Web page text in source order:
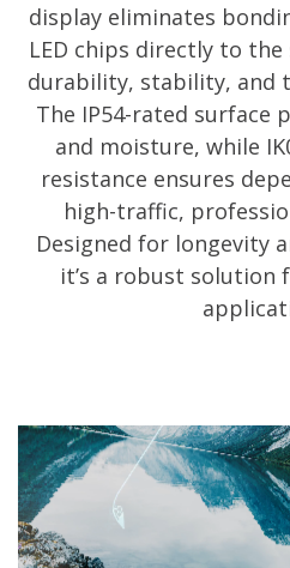
display eliminates
LED chips directly to
durability, stability, and
The IP54-rated surface
and moisture, while
resistance ensures
high-traffic,
Designed for longevity
it’s a robust solution